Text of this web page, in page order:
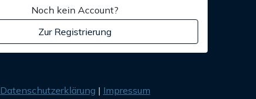
Noch kein Account?
Zur Registrierung
Datenschutzerklärung
Impressum